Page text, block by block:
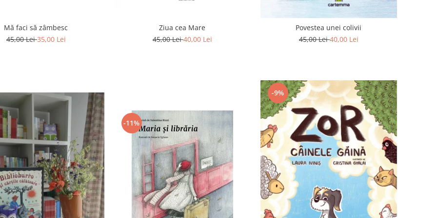
Mă faci să zâmbesc
45,00 Lei35,00 Lei
Ziua cea Mare
45,00 Lei40,00 Lei
Povestea unei colivii
45,00 Lei40,00 Lei
-11%
-9%